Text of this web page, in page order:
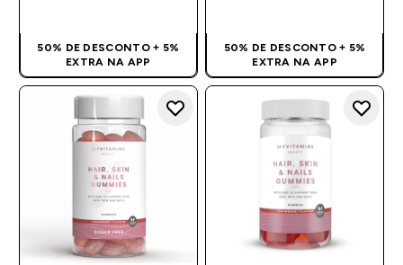
50% DE DESCONTO + 5%
EXTRA NA APP
50% DE DESCONTO + 5%
EXTRA NA APP